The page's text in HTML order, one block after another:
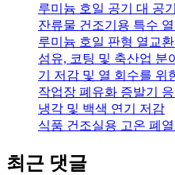
루미늄 호일 공기 대 공
잔류물 건조기용 특수
루미늄 호일 판형 열교환
섬유, 코팅 및 축산업 분
기 저감 및 열 회수를 위
작업장 폐유화 증발기
냉각 및 백색 연기 저감
식품 건조실용 고온 폐
최근 댓글